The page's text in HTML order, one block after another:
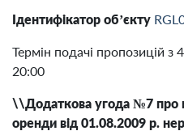
Ідентифікатор об’єкту
Термін подачі пропозицій
20:00
\\Додаткова угода №7 про
оренди від 01.08.2009 р.